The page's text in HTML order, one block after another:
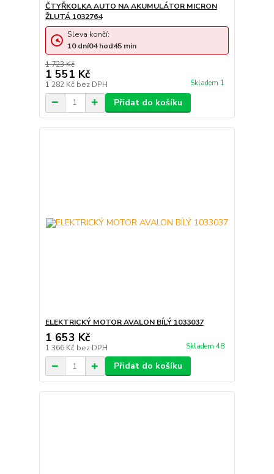
ČTYŘKOLKA AUTO NA AKUMULÁTOR MICRON
ŽLUTÁ 1032764
1 723 Kč
1 551 Kč
1 282 Kč bez DPH Skladem 1
Sleva končí:
10 dní04hod45 min
Přidat do košíku
ELEKTRICKÝ MOTOR AVALON BÍLÝ 1033037
1 653 Kč
1 366 Kč bez DPH Skladem 48
Přidat do košíku